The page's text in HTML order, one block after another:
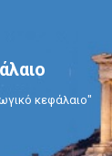
κεφάλαιο"